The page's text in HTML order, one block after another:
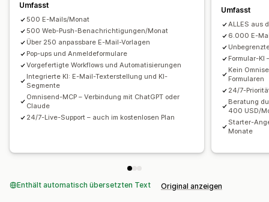
Editor-Tool
Übersetzung
Lokalisierung
Individueller Code
Benutzerdefinierte Schriftarten Import und Export
E-Mail-Domains
Einholung von Einwilligungen
E-Mail-Erfassungsliste SMS-Erfassungsliste
Trigger und Regeln
Geolokalisierung
Tracking
Berichterstattung Einblicke und Tipps
Umfasst
500 E-Mails/Monat
500 Web-Push-Benachrichtigungen/Monat
Über 250 anpassbare E-Mail-Vorlagen
Pop-ups und Anmeldeformulare
Vorgefertigte Workflows und Automatisierungen
Integrierte KI: E-Mail-Texterstellung und KI-
Segmente
Omnisend-MCP – Verbindung mit ChatGPT oder
Claude
24/7-Live-Support – auch im kostenlosen Plan
Umfasst
ALLES aus
6.000 E-
Formular-KI
Kein
Formularen
24/7-
Beratung
400 USD/
Starter-
Monate
Enthält automatisch übersetzten Text Original anzeigen